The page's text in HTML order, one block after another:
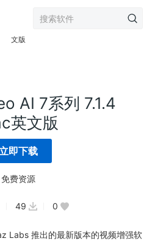
AI 7系列 7.1.4
英文版
即下载
免费资源
49 0
Labs 推出的最新版本的视频增强软